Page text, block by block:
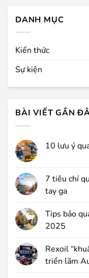
DANH MỤC
Kiến thức
Sự kiện
BÀI VIẾT GẦN
10 lưu ý
7 tiêu chí
tay ga
Tips bảo
2025
Rexoil
triển lãm